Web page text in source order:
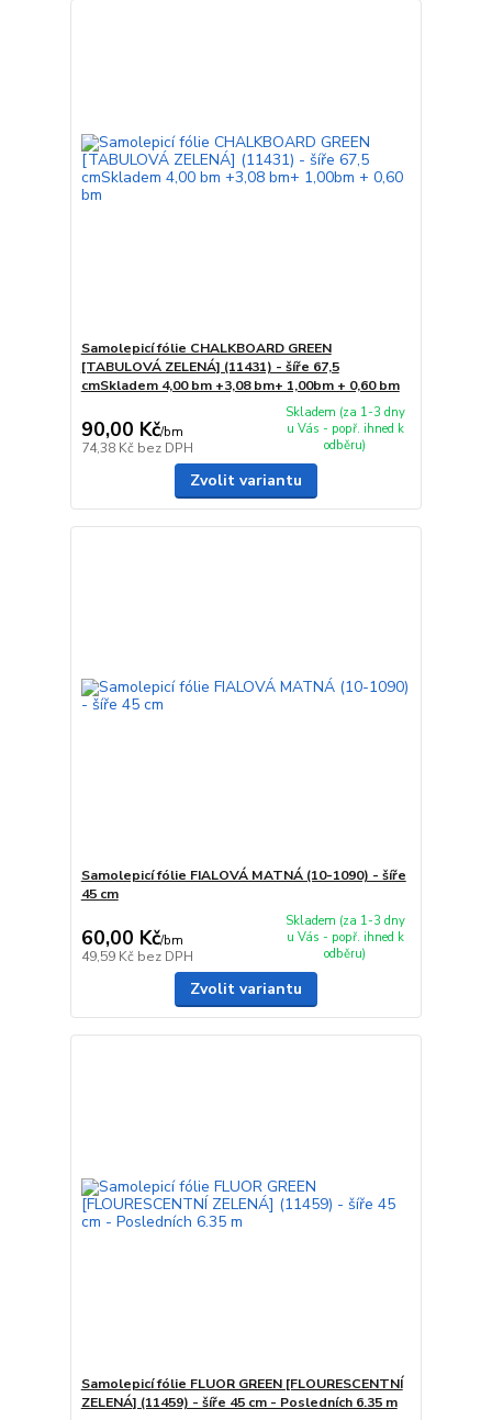
Samolepicí fólie CHALKBOARD GREEN
[TABULOVÁ ZELENÁ] (11431) - šíře 67,5
cmSkladem 4,00 bm +3,08 bm+ 1,00bm + 0,60 bm
90,00 Kč/bm
74,38 Kč bez DPH
Skladem (za 1-3 dny
u Vás - popř. ihned k
odběru)
Zvolit variantu
Samolepicí fólie FIALOVÁ MATNÁ (10-1090) - šíře
45 cm
60,00 Kč/bm
49,59 Kč bez DPH
Skladem (za 1-3 dny
u Vás - popř. ihned k
odběru)
Zvolit variantu
Samolepicí fólie FLUOR GREEN [FLOURESCENTNÍ
ZELENÁ] (11459) - šíře 45 cm - Posledních 6.35 m